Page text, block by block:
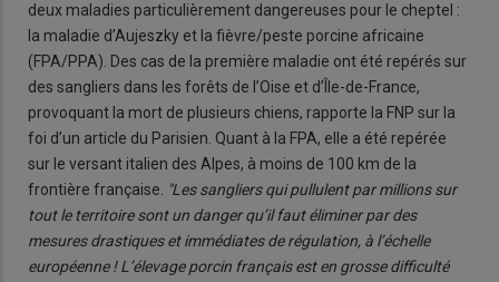
deux maladies particulièrement dangereuses pour le cheptel :
la maladie d’Aujeszky et la fièvre/peste porcine africaine
(FPA/PPA). Des cas de la première maladie ont été repérés sur
des sangliers dans les forêts de l’Oise et d’Île-de-France,
provoquant la mort de plusieurs chiens, rapporte la FNP sur la
foi d’un article du Parisien. Quant à la FPA, elle a été repérée
sur le versant italien des Alpes, à moins de 100 km de la
frontière française. "Les sangliers qui pullulent par millions sur
tout le territoire sont un danger qu’il faut éliminer par des
mesures drastiques et immédiates de régulation, à l’échelle
européenne ! L’élevage porcin français est en grosse difficulté